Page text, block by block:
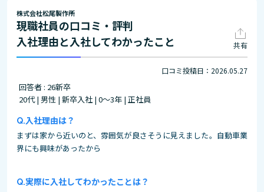
株式会社松尾製作所
現職社員の口コミ・評判
入社理由と入社してわかったこと
共有
口コミ投稿日：2026.05.27
回答者 : 26新卒
20代 | 男性 | 新卒入社 | 0～3年 | 正社員
入社理由は？
まずは家から近いのと、雰囲気が良さそうに見えました。自動車業
界にも興味があったから
実際に入社してわかったことは？